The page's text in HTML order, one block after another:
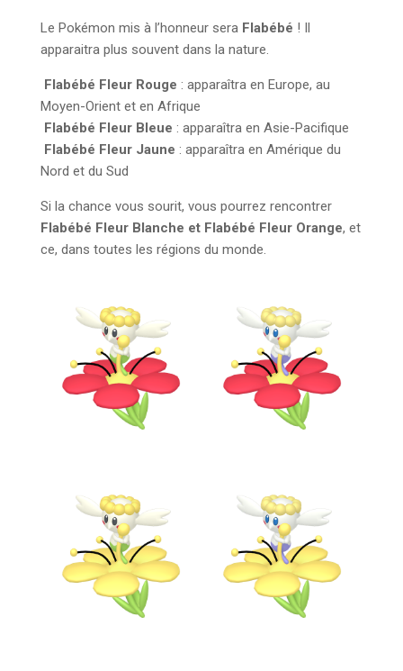
Le Pokémon mis à l’honneur sera Flabébé ! Il
apparaitra plus souvent dans la nature.
Flabébé Fleur Rouge : apparaîtra en Europe, au
Moyen-Orient et en Afrique
Flabébé Fleur Bleue : apparaîtra en Asie-Pacifique
Flabébé Fleur Jaune : apparaîtra en Amérique du
Nord et du Sud
Si la chance vous sourit, vous pourrez rencontrer
Flabébé Fleur Blanche et Flabébé Fleur Orange, et
ce, dans toutes les régions du monde.